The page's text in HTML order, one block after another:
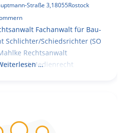
Straße 3,18055Rostock
Fachanwalt für Bau-
Schlichter/Schiedsrichter (SO
Rechtsanwalt
und Medienrecht
…